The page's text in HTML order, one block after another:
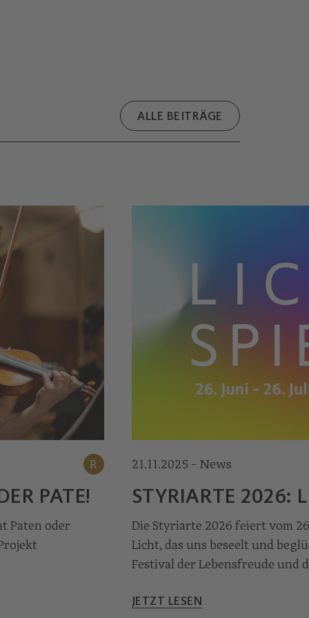
ALLE BEITRÄGE
R
PATE!
Paten oder
21.11.2025 - News
STYRIARTE 2026:
Die Styriarte 2026 feiert vom
Licht, das uns beseelt und
Festival der Lebensfreude und
JETZT LESEN